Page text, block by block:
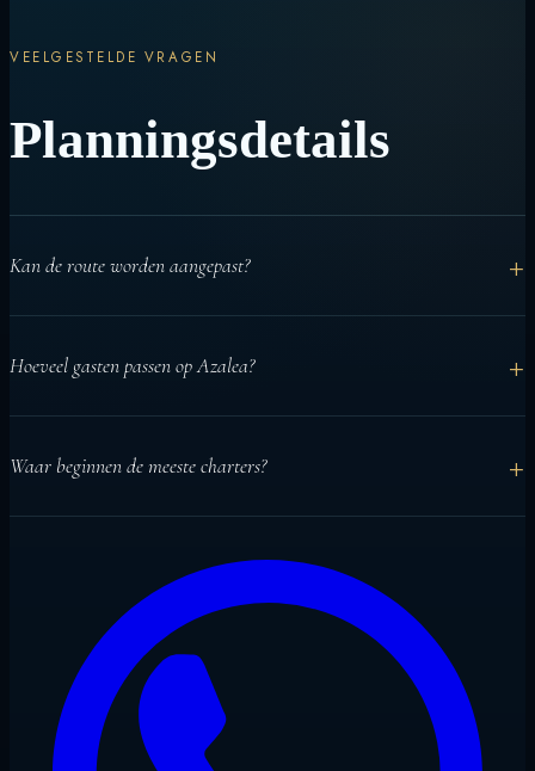
VEELGESTELDE VRAGEN
Planningsdetails
Kan de route worden aangepast? +
activiteiten.
Hoeveel gasten passen op Azalea? +
Waar beginnen de meeste charters? +
beschutte ankerplaats.